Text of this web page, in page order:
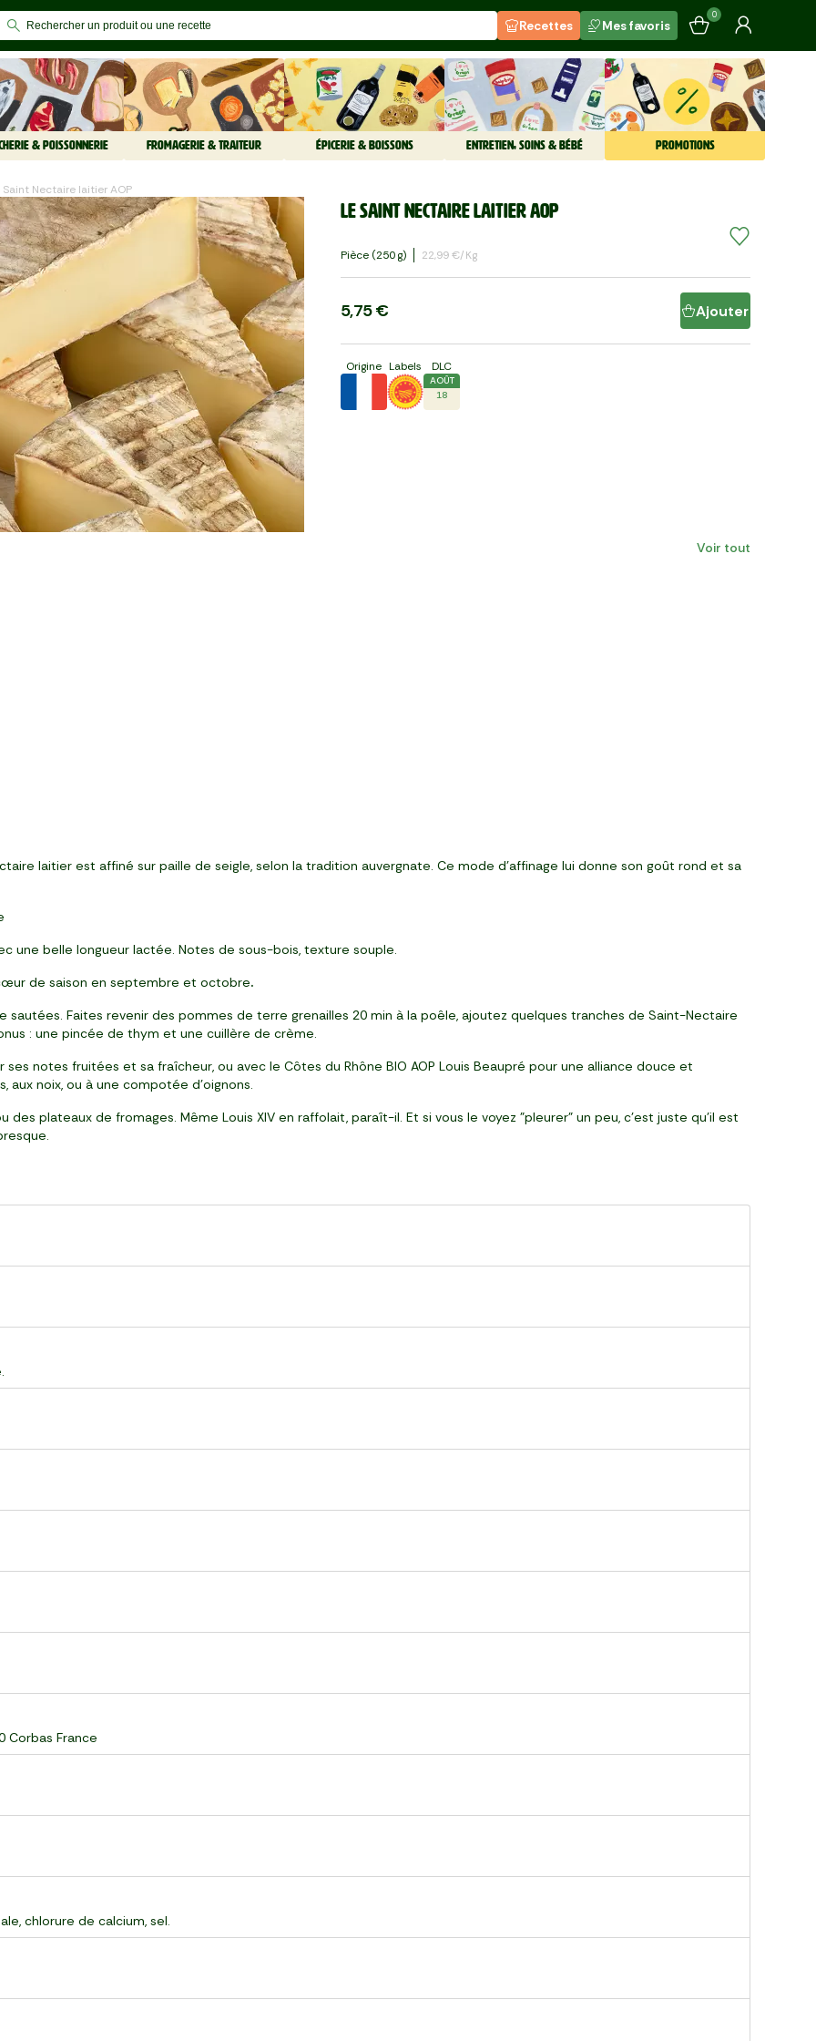
Recettes Mes favoris
0
& POISSONNERIE FROMAGERIE & TRAITEUR ÉPICERIE & BOISSONS ENTRETIEN, SOINS & BÉBÉ PROMOTIONS
Saint Nectaire laitier AOP
Le Saint Nectaire laitier AOP
Pièce (250 G) 22,99 €/kg
5,75 € Ajouter
Origine Labels DLC
AOÛT
18
Voir tout
laitier est affiné sur paille de seigle, selon la tradition auvergnate. Ce mode d’affinage lui donne son goût rond et sa
une belle longueur lactée. Notes de sous-bois, texture souple.
de saison en septembre et octobre.
Faites revenir des pommes de terre grenailles 20 min à la poêle, ajoutez quelques tranches de Saint-Nectaire
: une pincée de thym et une cuillère de crème.
ses notes fruitées et sa fraîcheur, ou avec le Côtes du Rhône BIO AOP Louis Beaupré pour une alliance douce et
aux noix, ou à une compotée d'oignons.
des plateaux de fromages. Même Louis XIV en raffolait, paraît-il. Et si vous le voyez "pleurer" un peu, c’est juste qu’il est
Corbas France
chlorure de calcium, sel.